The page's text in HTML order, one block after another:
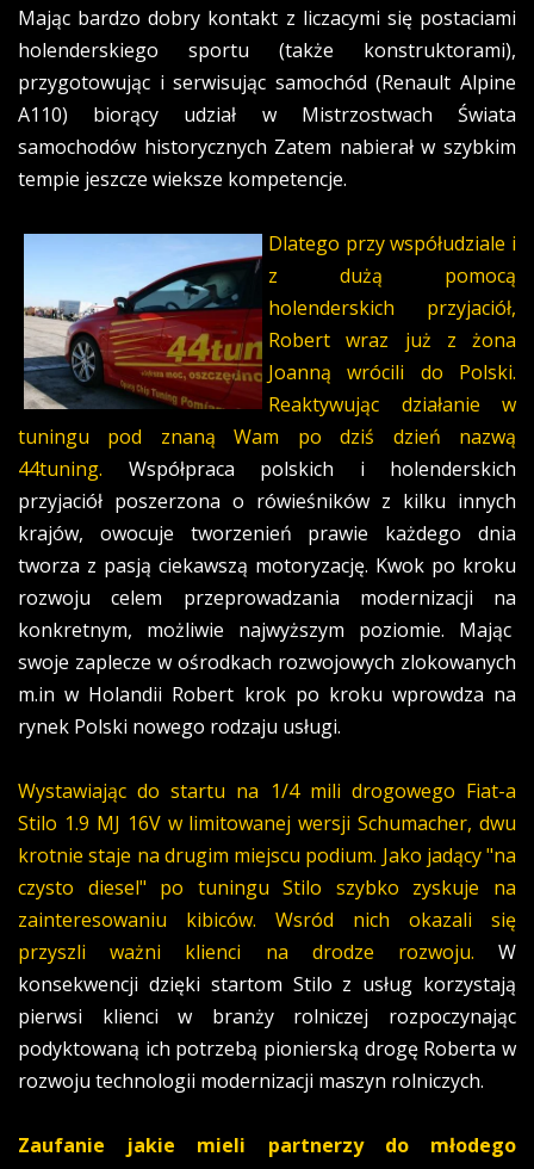
Mając bardzo dobry kontakt z liczacymi się postaciami
holenderskiego sportu (także konstruktorami),
przygotowując i serwisując samochód (Renault Alpine
A110) biorący udział w Mistrzostwach Świata
samochodów historycznych Zatem nabierał w szybkim
tempie jeszcze wieksze kompetencje.
Dlatego przy współudziale i
z dużą pomocą
holenderskich przyjaciół,
Robert wraz już z żona
Joanną wrócili do Polski.
Reaktywując działanie w
tuningu pod znaną Wam po dziś dzień nazwą
44tuning. Współpraca polskich i holenderskich
przyjaciół poszerzona o rówieśników z kilku innych
krajów, owocuje tworzenień prawie każdego dnia
tworza z pasją ciekawszą motoryzację. Kwok po kroku
rozwoju celem przeprowadzania modernizacji na
konkretnym, możliwie najwyższym poziomie. Mając
swoje zaplecze w ośrodkach rozwojowych zlokowanych
m.in w Holandii Robert krok po kroku wprowdza na
rynek Polski nowego rodzaju usługi.
Wystawiając do startu na 1/4 mili drogowego Fiat-a
Stilo 1.9 MJ 16V w limitowanej wersji Schumacher, dwu
krotnie staje na drugim miejscu podium. Jako jadący "na
czysto diesel" po tuningu Stilo szybko zyskuje na
zainteresowaniu kibiców. Wsród nich okazali się
przyszli ważni klienci na drodze rozwoju. W
konsekwencji dzięki startom Stilo z usług korzystają
pierwsi klienci w branży rolniczej rozpoczynając
podyktowaną ich potrzebą pionierską drogę Roberta w
rozwoju technologii modernizacji maszyn rolniczych.
Zaufanie jakie mieli partnerzy do młodego